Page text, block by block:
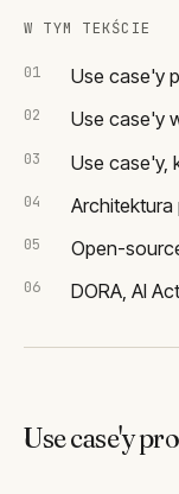
W TYM TEKŚCIE
Use case'y
Use case'y
Use case'y,
Open-
DORA, AI
Use case'y